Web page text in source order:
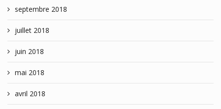
septembre 2018
juillet 2018
juin 2018
mai 2018
avril 2018